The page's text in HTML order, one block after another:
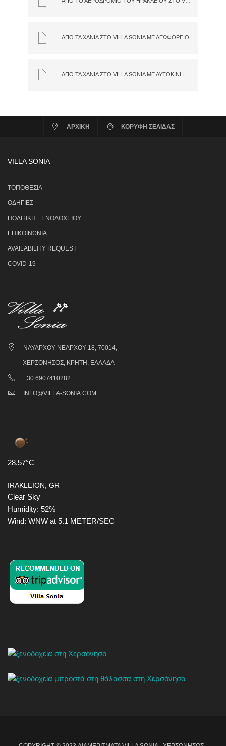
ΑΠΌ ΤΑ ΧΑΝΙΆ ΣΤΟ VILLA SONIA ΜΕ ΛΕΩΦΟΡΕΊΟ
ΑΡΧΙΚΗ ΚΟΡΥΦΗ ΣΕΛΙΔΑΣ
VILLA SONIA
ΤΟΠΟΘΕΣΙΑ
ΟΔΗΓΙΕΣ
ΠΟΛΙΤΙΚΗ ΞΕΝΟΔΟΧΕΙΟΥ
ΕΠΙΚΟΙΝΩΝΙΑ
AVAILABILITY REQUEST
COVID-19
ΝΑΥΆΡΧΟΥ ΝΕΆΡΧΟΥ 18, 70014,
ΧΕΡΣΌΝΗΣΟΣ, ΚΡΉΤΗ, ΕΛΛΆΔΑ
+30 6907410282
INFO@VILLA-SONIA.COM
28.57°C
IRAKLEION, GR
Clear Sky
Humidity: 52%
Wind: WNW at 5.1 METER/SEC